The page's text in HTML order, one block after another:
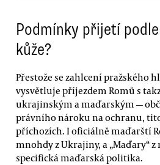
Podmínky přijetí
kůže?
Přestože se zahlcení pražského
vysvětluje příjezdem Romů s
ukrajinským a maďarským —
právního nároku na ochranu,
příchozích. I oficiálně maďarští
mnohdy z Ukrajiny, a „Maďary“
specifická maďarská politika.